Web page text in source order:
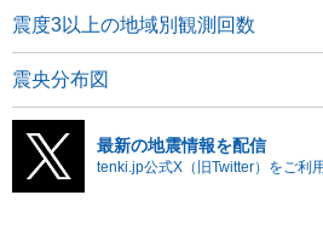
震度3以上の地域別観測回数
震央分布図
最新の地震情報を配信
tenki.jp公式X（旧Twitter）をご利